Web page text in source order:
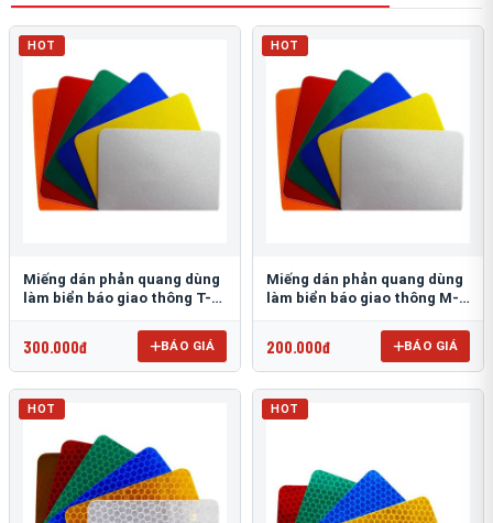
HOT
Miếng dán phản quang dùng
làm biển báo giao thông T-
300.000đ BÁO GIÁ
HOT
Miếng dán phản quang dùng
làm biển báo giao thông M-
200.000đ BÁO GIÁ
HOT HOT